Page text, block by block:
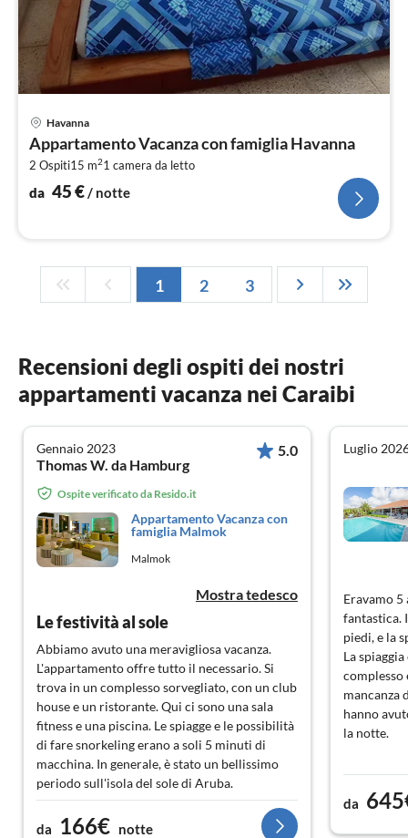
Havanna
Appartamento Vacanza con famiglia Havanna
2 Ospiti15 m21 camera da letto
da 45€/ notte
1 2 3
Recensioni degli ospiti dei nostri
appartamenti vacanza nei Caraibi
Gennaio 2023
Thomas W. da Hamburg
5.0
Ospite verificato da Resido.it
Appartamento Vacanza con
famiglia Malmok
Malmok
Mostra tedesco
Le festività al sole
Abbiamo avuto una meravigliosa vacanza.
L'appartamento offre tutto il necessario. Si
trova in un complesso sorvegliato, con un club
house e un ristorante. Qui ci sono una sala
fitness e una piscina. Le spiagge e le possibilità
di fare snorkeling erano a soli 5 minuti di
macchina. In generale, è stato un bellissimo
periodo sull'isola del sole di Aruba.
da 166€ notte
Luglio
Eravamo 5
fantastica.
piedi, e la
La
complesso
mancanza
hanno
la notte.
da